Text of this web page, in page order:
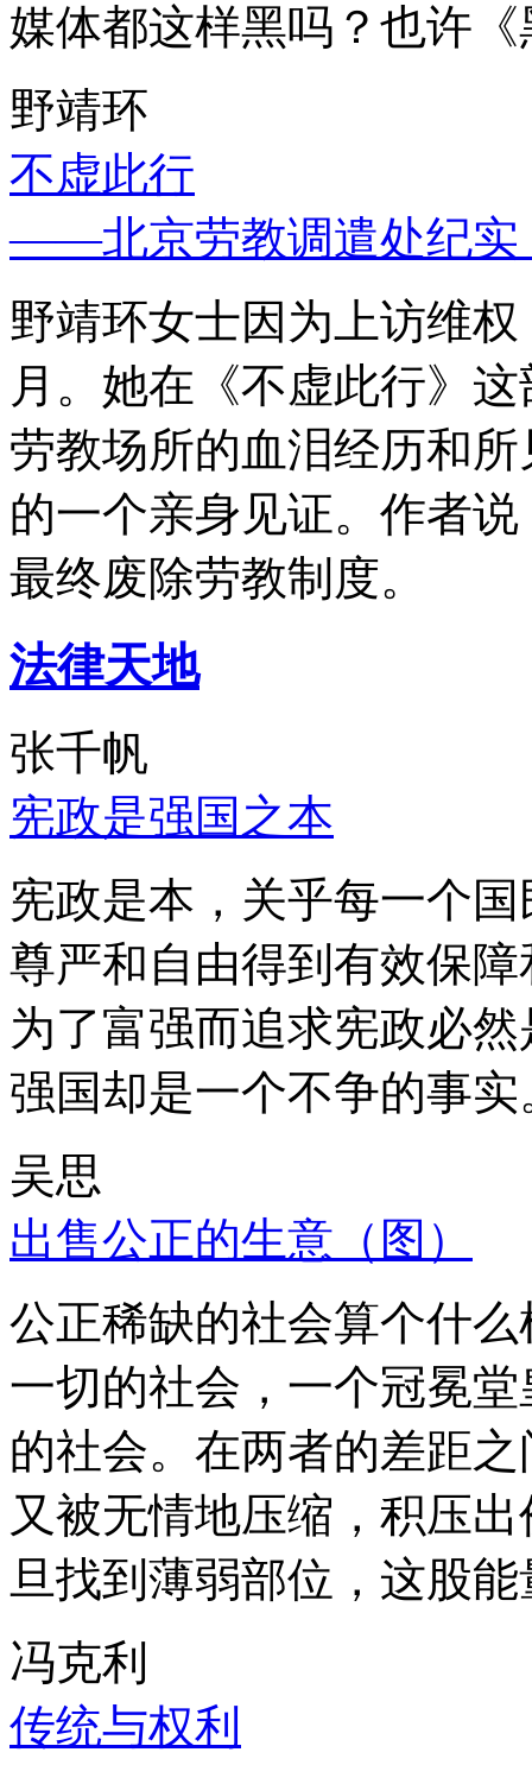
媒体都这样黑吗？也许
野靖环
不虚此行
——北京劳教调遣处纪实
野靖环女士因为上访维
月。她在《不虚此行》
劳教场所的血泪经历和
的一个亲身见证。作者
最终废除劳教制度。
法律天地
张千帆
宪政是强国之本
宪政是本，关乎每一个
尊严和自由得到有效保
为了富强而追求宪政必
强国却是一个不争的事实
吴思
出售公正的生意（图）
公正稀缺的社会算个什
一切的社会，一个冠冕
的社会。在两者的差距
又被无情地压缩，积压
旦找到薄弱部位，这股
冯克利
传统与权利